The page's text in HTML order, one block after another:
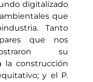
digitalizado
que
Tanto
que nos
su
la construcción
y el P.